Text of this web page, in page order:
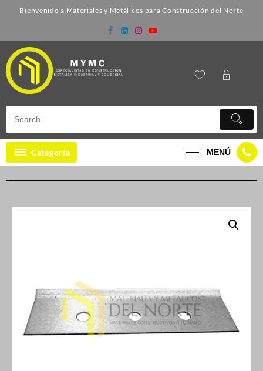
Bienvenido a Materiales y Metálicos para Construcción del Norte
Categoría MENÚ